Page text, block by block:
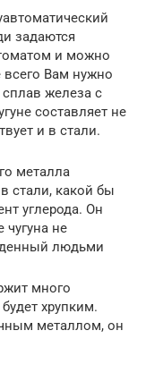
задаются
и можно
Вам нужно
сплав железа с
составляет не
и в стали.
металла
стали, какой бы
углерода. Он
чугуна не
людьми
много
хрупким.
металлом, он